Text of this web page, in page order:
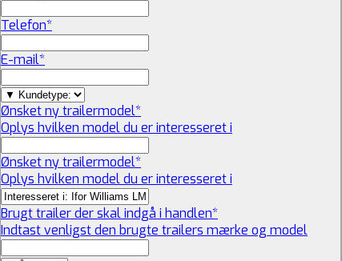
Telefon*
E-mail*
Ønsket ny trailermodel*
Oplys hvilken model du er interesseret i
Ønsket ny trailermodel*
Oplys hvilken model du er interesseret i
Brugt trailer der skal indgå i handlen*
Indtast venligst den brugte trailers mærke og model